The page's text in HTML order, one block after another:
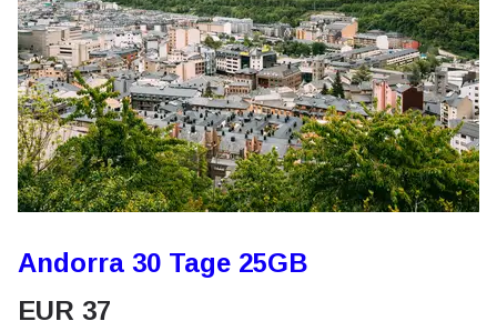
Andorra 30 Tage 25GB
EUR 37